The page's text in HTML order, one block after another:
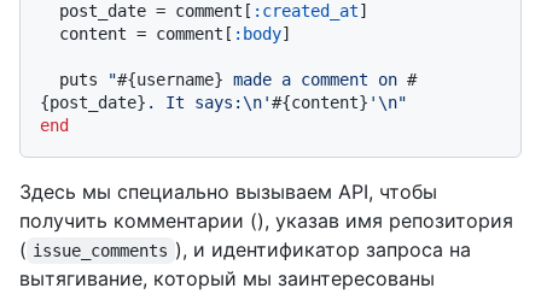
  post_date = comment[
:created_at]
  content = comment[
:body]
  puts
"#{username} made a comment on #
{post_date} . It says:\n'#{content} '\n"
end
Здесь мы специально вызываем API, чтобы
получить комментарии (), указав имя репозитория
( issue_comments ), и идентификатор запроса на
вытягивание, который мы заинтересованы